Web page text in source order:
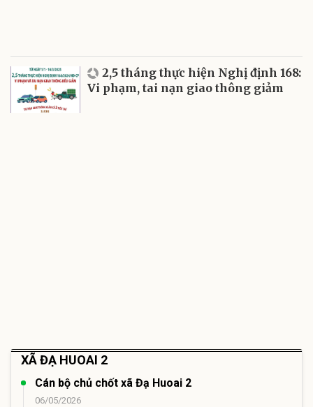
2,5 tháng thực hiện Nghị định 168:
Vi phạm, tai nạn giao thông giảm
XÃ ĐẠ HUOAI 2
Cán bộ chủ chốt xã Đạ Huoai 2
06/05/2026